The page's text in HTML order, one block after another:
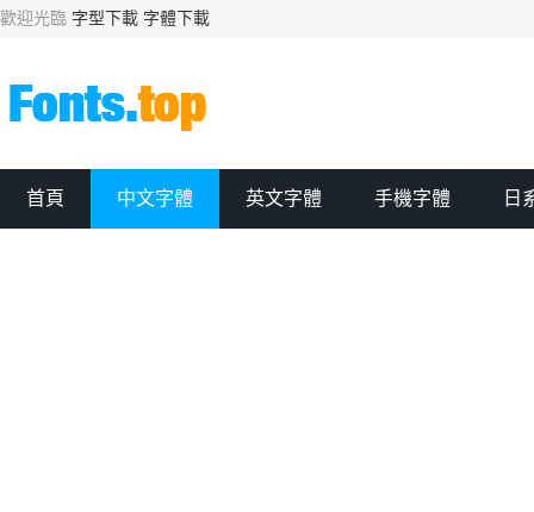
歡迎光臨 字型下載 字體下載
首頁 中文字體 英文字體 手機字體 日